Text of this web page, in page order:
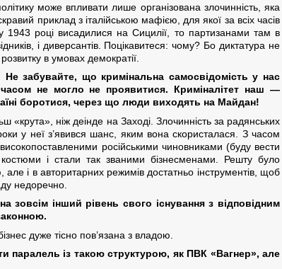
може впливати лише організована злочинність, яка
приклад з італійською мафією, для якої за всіх часів
1943 році висадилися на Сицилії, то партизанами там в
і диверсантів. Поцікавитеся: чому? Бо диктатура не
в умовах демократії.
забувайте, що кримінальна самосвідомість у нас
не могло не проявитися. Криміналітет наш —
боротися, через що люди виходять на Майдан!
ніж деінде на Заході. Злочинність за радянських
у неї з’явився шанс, яким вона скористалася. З часом
російськими чиновниками (буду вести
костюми і стали так званими бізнесменами. Решту було
і в авторитарних режимів достатньо інструментів, щоб
недоречно.
інший рівень свого існування з відповідним
дуже тісно пов’язана з владою.
паралель із такою структурою, як ПВК «Вагнер», але